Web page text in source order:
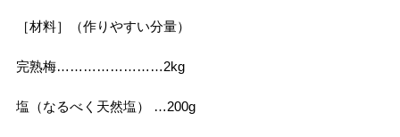
［材料］（作りやすい分量）
完熟梅……………………2kg
塩（なるべく天然塩） …200g